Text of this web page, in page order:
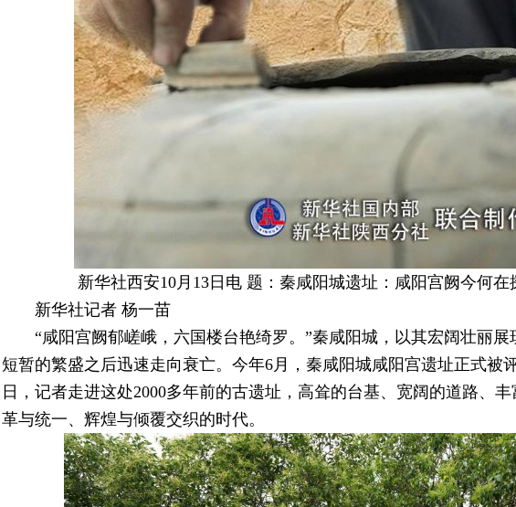
新华社西安10月13日电 题：秦咸阳城遗址：咸阳宫阙今何
新华社记者 杨一苗
“咸阳宫阙郁嵯峨，六国楼台艳绮罗。”秦咸阳城，以其宏阔壮丽
短暂的繁盛之后迅速走向衰亡。今年6月，秦咸阳城咸阳宫遗址正式被
日，记者走进这处2000多年前的古遗址，高耸的台基、宽阔的道路、
革与统一、辉煌与倾覆交织的时代。